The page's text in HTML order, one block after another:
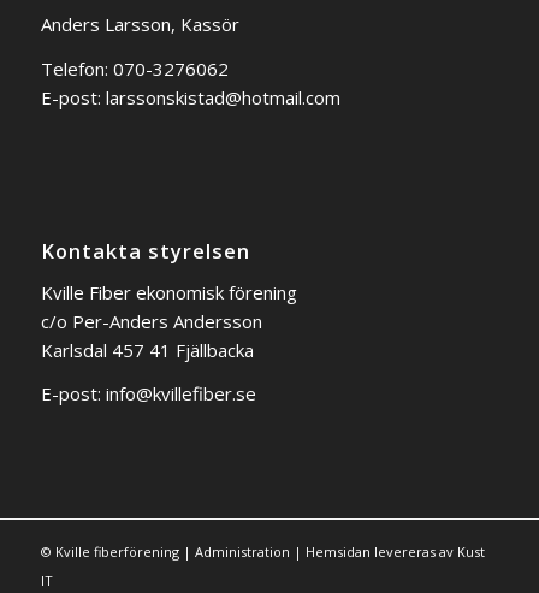
Anders Larsson, Kassör
Telefon: 070-3276062
E-post: larssonskistad@hotmail.com
Kontakta styrelsen
Kville Fiber ekonomisk förening
c/o Per-Anders Andersson
Karlsdal 457 41 Fjällbacka
E-post: info@kvillefiber.se
© Kville fiberförening | Administration | Hemsidan levereras av Kust
IT